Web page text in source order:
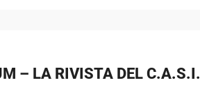
– LA RIVISTA DEL C.A.S.I.